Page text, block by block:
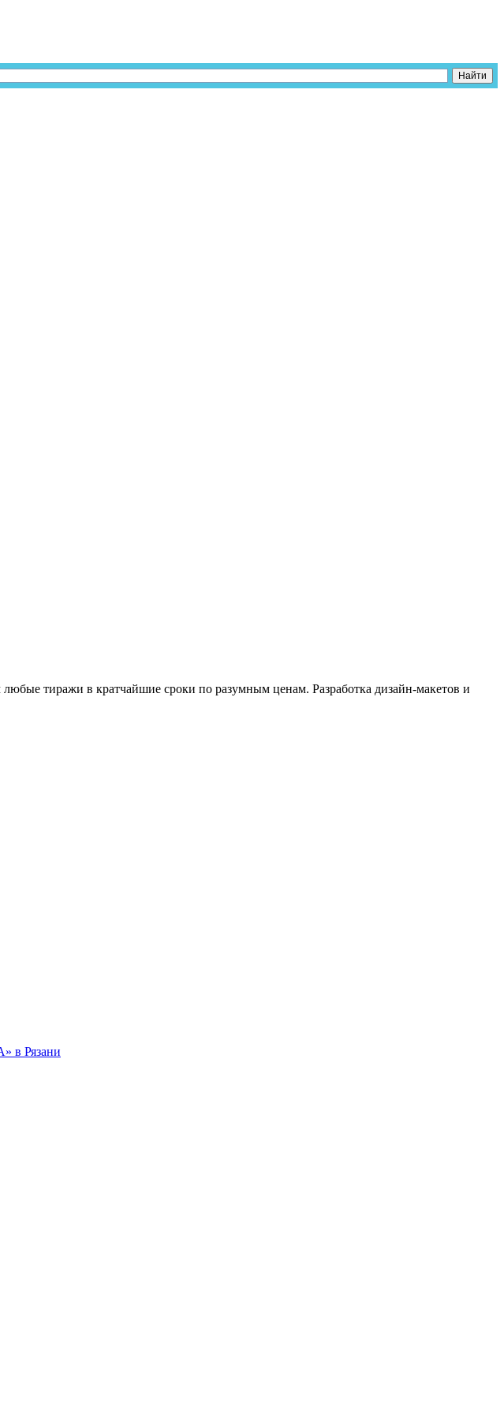
тиражи в кратчайшие сроки по разумным ценам. Разработка дизайн-макетов и
в Рязани